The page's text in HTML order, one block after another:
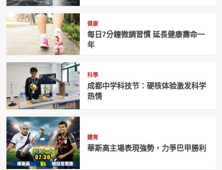
健康
每日7分鐘微調習慣 延長健康壽命一
年
科學
成都中学科技节：硬核体验激发科学
热情
體育
華斯高主場表現強勢，力爭巴甲勝利